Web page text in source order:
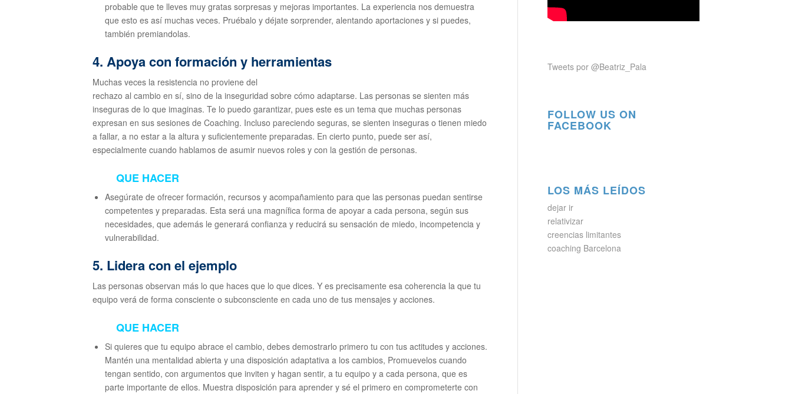
probable que te lleves muy gratas sorpresas y mejoras importantes. La experiencia nos demuestra
que esto es así muchas veces. Pruébalo y déjate sorprender, alentando aportaciones y si puedes,
también premiandolas.
4. Apoya con formación y herramientas
Muchas veces la resistencia no proviene del
rechazo al cambio en sí, sino de la inseguridad sobre cómo adaptarse. Las personas se sienten más
inseguras de lo que imaginas. Te lo puedo garantizar, pues este es un tema que muchas personas
expresan en sus sesiones de Coaching. Incluso pareciendo seguras, se sienten inseguras o tienen miedo
a fallar, a no estar a la altura y suficientemente preparadas. En cierto punto, puede ser así,
especialmente cuando hablamos de asumir nuevos roles y con la gestión de personas.
QUE HACER
Asegúrate de ofrecer formación, recursos y acompañamiento para que las personas puedan sentirse
competentes y preparadas. Esta será una magnífica forma de apoyar a cada persona, según sus
necesidades, que además le generará confianza y reducirá su sensación de miedo, incompetencia y
vulnerabilidad.
5. Lidera con el ejemplo
Las personas observan más lo que haces que lo que dices. Y es precisamente esa coherencia la que tu
equipo verá de forma consciente o subconsciente en cada uno de tus mensajes y acciones.
QUE HACER
Si quieres que tu equipo abrace el cambio, debes demostrarlo primero tu con tus actitudes y acciones.
Mantén una mentalidad abierta y una disposición adaptativa a los cambios, Promuevelos cuando
tengan sentido, con argumentos que inviten y hagan sentir, a tu equipo y a cada persona, que es
parte importante de ellos. Muestra disposición para aprender y sé el primero en comprometerte con
Tweets por @Beatriz_Pala
FOLLOW US ON
FACEBOOK
LOS MÁS LEÍDOS
dejar ir
relativizar
creencias limitantes
coaching Barcelona